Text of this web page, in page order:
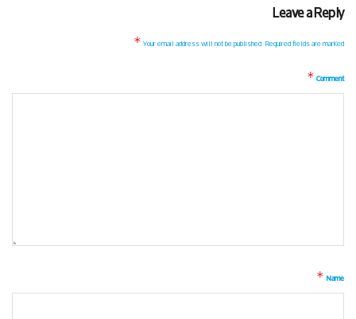
Leave a Reply
Your email address will not be published.Required fields are marked
*
Comment
*
Name
*